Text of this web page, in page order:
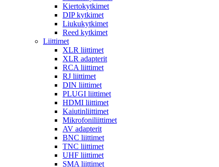
Kiertokytkimet
DIP kytkimet
Liukukytkimet
Reed kytkimet
Liittimet
XLR liittimet
XLR adapterit
RCA liittimet
RJ liittimet
DIN liittimet
PLUGI liittimet
HDMI liittimet
Kaiutinliittimet
Mikrofoniliittimet
AV adapterit
BNC liittimet
TNC liittimet
UHF liittimet
SMA liittimet